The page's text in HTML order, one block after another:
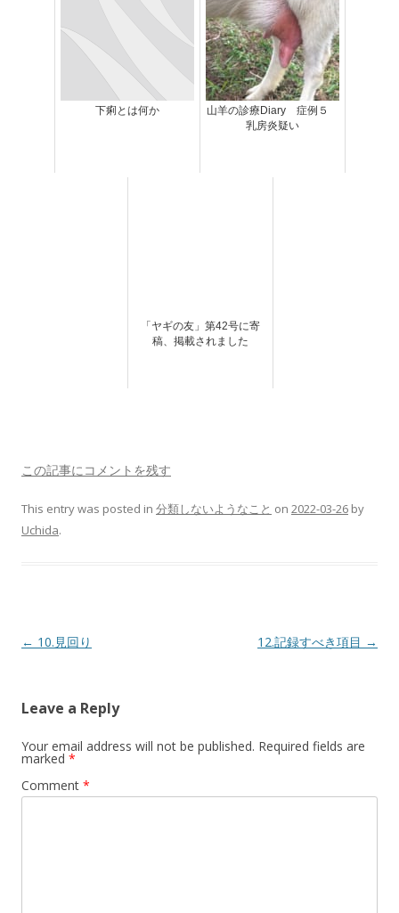
下痢とは何か
山羊の診療Diary 症例５
乳房炎疑い
「ヤギの友」第42号に寄
稿、掲載されました
この記事にコメントを残す
This entry was posted in 分類しないようなこと on 2022-03-26 by
Uchida.
Post
← 10.見回り 12.記録すべき項目 →
Leave a Reply
Your email address will not be published. Required fields are
marked *
Comment *